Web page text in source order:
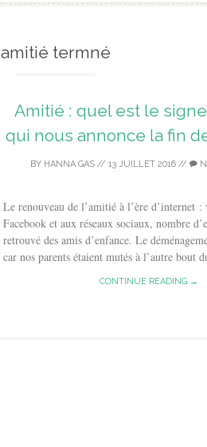
amitié termné
Amitié : quel est le
qui nous annonce la fin
BY HANNA GAS // 13 JUILLET 2016 //
Le renouveau de l’amitié à l’ère d’internet :
Facebook et aux réseaux sociaux, nombre
retrouvé des amis d’enfance. Le
car nos parents étaient mutés à l’autre bout
CONTINUE READING →